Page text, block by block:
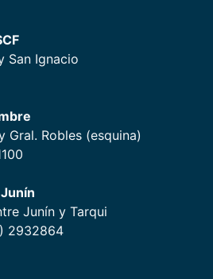
San Ignacio
e
Gral. Robles (esquina)
Junín y Tarqui
2932864